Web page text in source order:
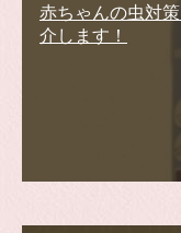
赤ちゃんの虫対
介します！